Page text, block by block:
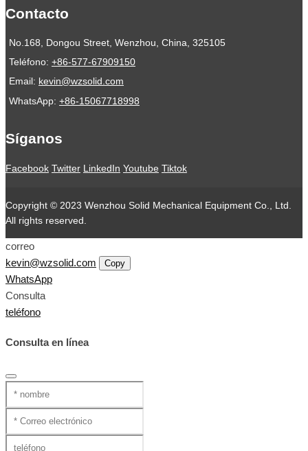
Contacto
No.168, Dongou Street, Wenzhou, China, 325105
Teléfono: +86-577-67909150
Email: kevin@wzsolid.com
WhatsApp: +86-15067718998
Síganos
Facebook Twitter LinkedIn Youtube Tiktok
Copyright © 2023 Wenzhou Solid Mechanical Equipment Co., Ltd.
All rights reserved.
correo
kevin@wzsolid.com
Copy
WhatsApp
Consulta
teléfono
Consulta en línea